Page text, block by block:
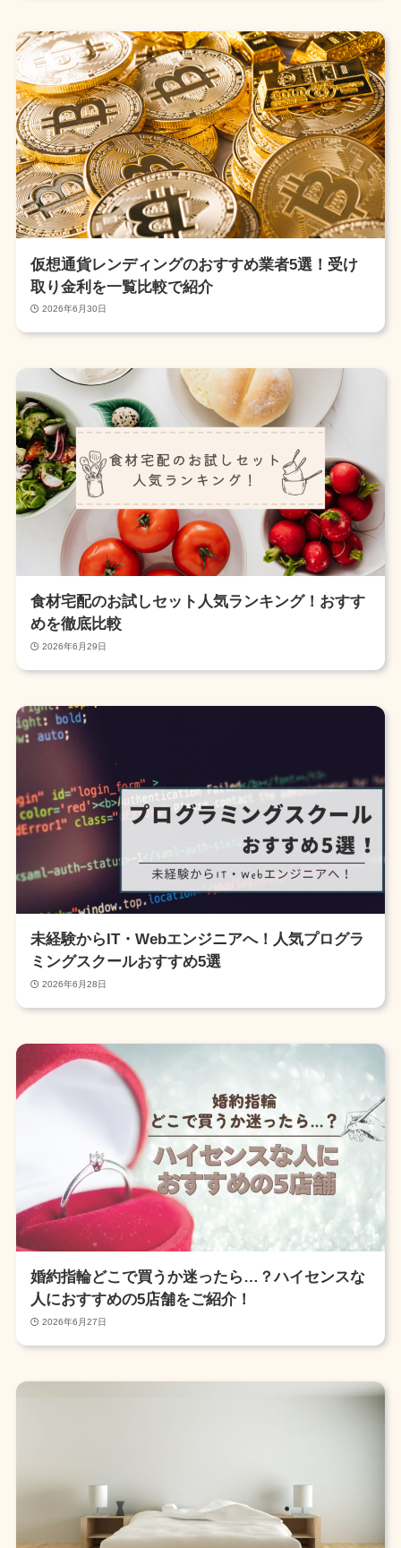
仮想通貨レンディングのおすすめ業者5選！受け
取り金利を一覧比較で紹介
2026年6月30日
食材宅配のお試しセット人気ランキング！おすす
めを徹底比較
2026年6月29日
未経験からIT・Webエンジニアへ！人気プログラ
ミングスクールおすすめ5選
2026年6月28日
婚約指輪どこで買うか迷ったら…？ハイセンスな
人におすすめの5店舗をご紹介！
2026年6月27日